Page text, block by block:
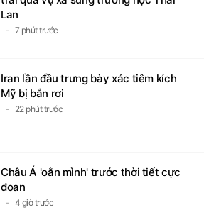
Lan
7 phút trước
Iran lần đầu trưng bày xác tiêm kích
Mỹ bị bắn rơi
22 phút trước
Châu Á 'oằn mình' trước thời tiết cực
đoan
4 giờ trước